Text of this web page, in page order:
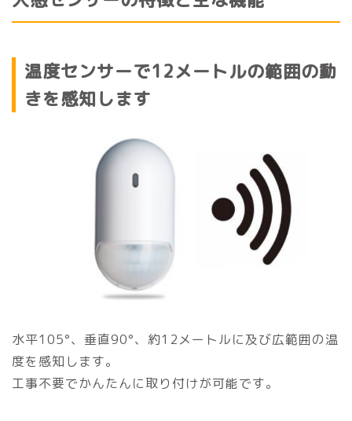
温度センサーで12メートルの範囲の動
きを感知します
水平105°、垂直90°、約12メートルに及び広範囲の温
度を感知します。
工事不要でかんたんに取り付けが可能です。